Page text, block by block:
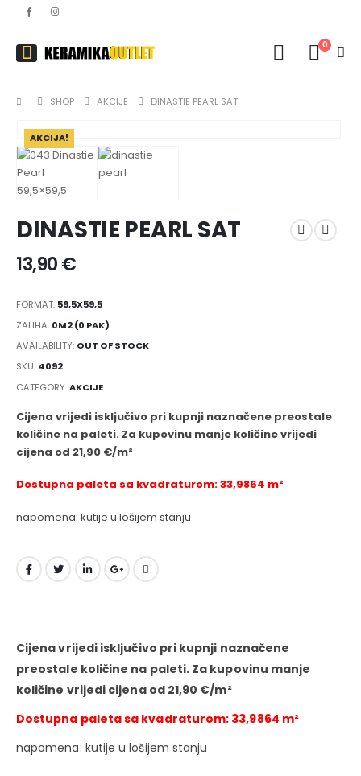
0
SHOP AKCIJE DINASTIE PEARL SAT
AKCIJA!
DINASTIE PEARL SAT
13,90€
FORMAT: 59,5X59,5
ZALIHA: 0M2 (0 PAK)
AVAILABILITY: OUT OF STOCK
SKU: 4092
CATEGORY:AKCIJE
Cijena vrijedi isključivo pri kupnji naznačene preostale
količine na paleti. Za kupovinu manje količine vrijedi
cijena od 21,90 €/m²
Dostupna paleta sa kvadraturom: 33,9864 m²
napomena: kutije u lošijem stanju
Cijena vrijedi isključivo pri kupnji naznačene
preostale količine na paleti. Za kupovinu manje
količine vrijedi cijena od 21,90 €/m²
Dostupna paleta sa kvadraturom: 33,9864 m²
napomena: kutije u lošijem stanju